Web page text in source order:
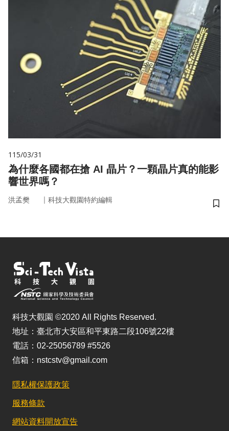
115/03/31
為什麼各國都在搶 AI 晶片？一顆晶片真的能影
響世界嗎？
洪孟樊 ｜ 科技大觀園特約編輯
儲
科技大觀園 ©2020 All Rights Reserved.
地址：臺北市大安區和平東路二段106號22樓
電話：02-25056789 #5526
信箱：nstcstv@gmail.com
隱私權保護政策
服務條款
網站資料開放宣告